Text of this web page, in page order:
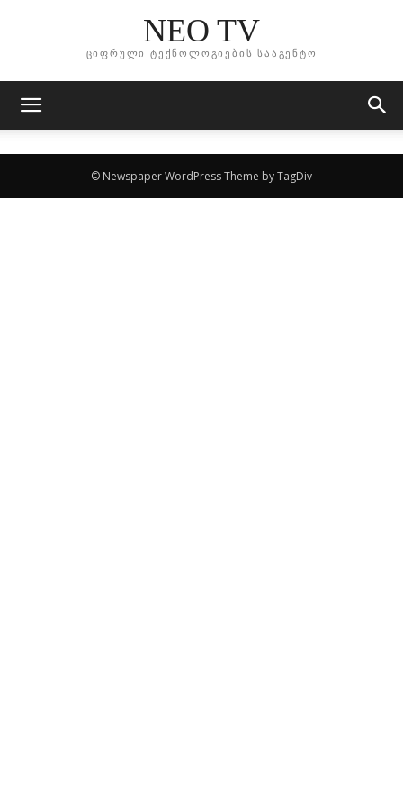
NEO TV
ციფრული ტექნოლოგიების სააგენტო
© Newspaper WordPress Theme by TagDiv